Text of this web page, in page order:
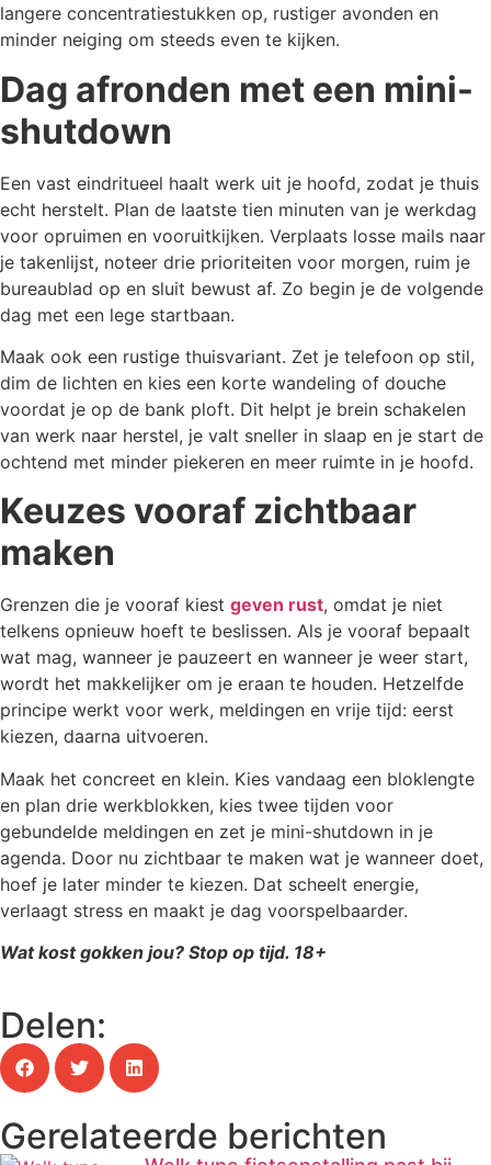
langere concentratiestukken op, rustiger avonden en
minder neiging om steeds even te kijken.
Dag afronden met een mini-
shutdown
Een vast eindritueel haalt werk uit je hoofd, zodat je thuis
echt herstelt. Plan de laatste tien minuten van je werkdag
voor opruimen en vooruitkijken. Verplaats losse mails naar
je takenlijst, noteer drie prioriteiten voor morgen, ruim je
bureaublad op en sluit bewust af. Zo begin je de volgende
dag met een lege startbaan.
Maak ook een rustige thuisvariant. Zet je telefoon op stil,
dim de lichten en kies een korte wandeling of douche
voordat je op de bank ploft. Dit helpt je brein schakelen
van werk naar herstel, je valt sneller in slaap en je start de
ochtend met minder piekeren en meer ruimte in je hoofd.
Keuzes vooraf zichtbaar
maken
Grenzen die je vooraf kiest geven rust, omdat je niet
telkens opnieuw hoeft te beslissen. Als je vooraf bepaalt
wat mag, wanneer je pauzeert en wanneer je weer start,
wordt het makkelijker om je eraan te houden. Hetzelfde
principe werkt voor werk, meldingen en vrije tijd: eerst
kiezen, daarna uitvoeren.
Maak het concreet en klein. Kies vandaag een bloklengte
en plan drie werkblokken, kies twee tijden voor
gebundelde meldingen en zet je mini-shutdown in je
agenda. Door nu zichtbaar te maken wat je wanneer doet,
hoef je later minder te kiezen. Dat scheelt energie,
verlaagt stress en maakt je dag voorspelbaarder.
Wat kost gokken jou? Stop op tijd. 18+
Delen:
Gerelateerde berichten